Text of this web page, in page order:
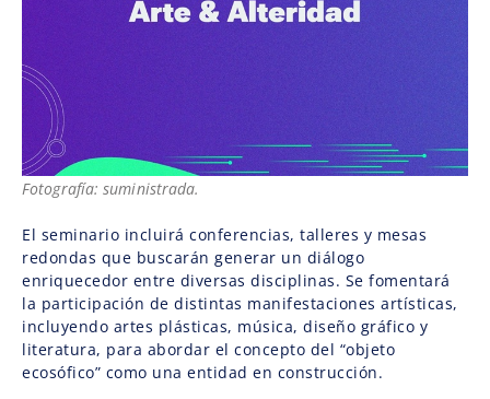
Fotografía: suministrada.
El seminario incluirá conferencias, talleres y mesas
redondas que buscarán generar un diálogo
enriquecedor entre diversas disciplinas. Se fomentará
la participación de distintas manifestaciones artísticas,
incluyendo artes plásticas, música, diseño gráfico y
literatura, para abordar el concepto del “objeto
ecosófico” como una entidad en construcción.